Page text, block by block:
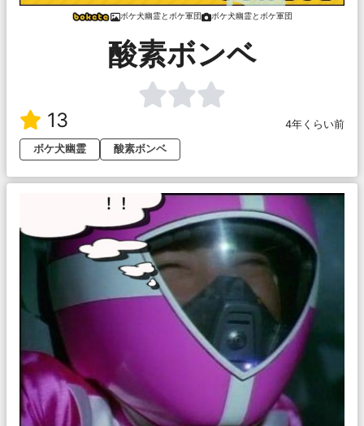
ボケ犬幽霊とボケ軍団 ボケ犬幽霊とボケ軍団
酸素ボンベ
13
4年くらい前
ボケ犬幽霊
酸素ボンベ